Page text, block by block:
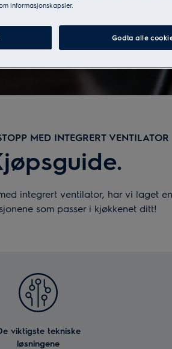
MED INTEGRERT VENTILATOR
integrert ventilator, har vi laget
som passer i kjøkkenet ditt!
viktigste tekniske
løsningene
informasjonskapsler.
Godta alle